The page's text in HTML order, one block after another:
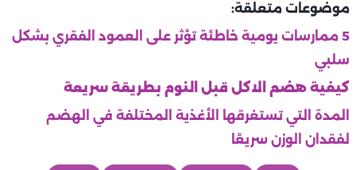
موضوعات متعلقة:
5 ممارسات يومية خاطئة تؤثر على العمود الفقري بشكل
سلبي
كيفية هضم الاكل قبل النوم بطريقة سريعة
المدة التي تستغرقها الأغذية المختلفة في الهضم
لفقدان الوزن سريعًا